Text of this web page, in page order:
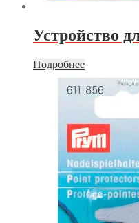
Устройство
Подробнее